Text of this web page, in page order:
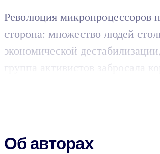
Революция микропроцессоров
сторона: множество людей
экономической
группа активистов забросала
Об авторах